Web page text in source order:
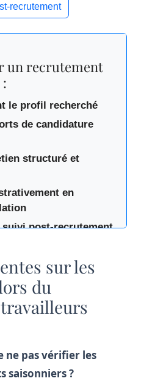
recrutement
un recrutement
le profil recherché
de candidature
structuré et
en
suivi post-recrutement
ci-dessus pour voir les
sur les
du
ne pas vérifier les
saisonniers ?